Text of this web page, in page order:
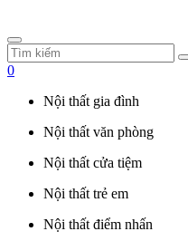
0
Nội thất gia đình
Nội thất văn phòng
Nội thất cửa tiệm
Nội thất trẻ em
Nội thất điểm nhấn